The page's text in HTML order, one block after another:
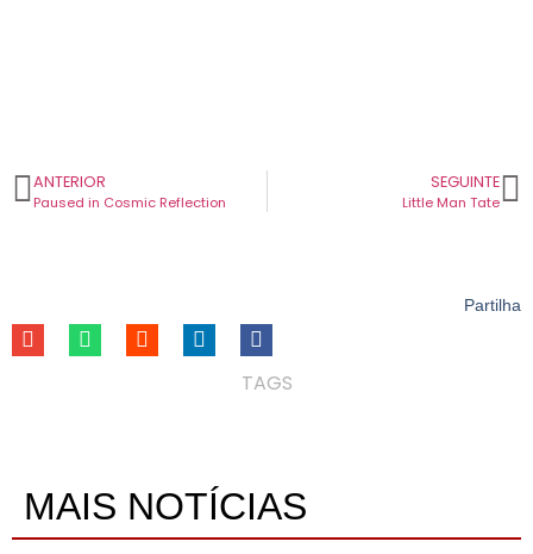
ANTERIOR
Paused in Cosmic Reflection
SEGUINTE
Little Man Tate
Partilha
TAGS
MAIS NOTÍCIAS